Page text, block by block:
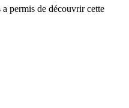
permis de découvrir cette